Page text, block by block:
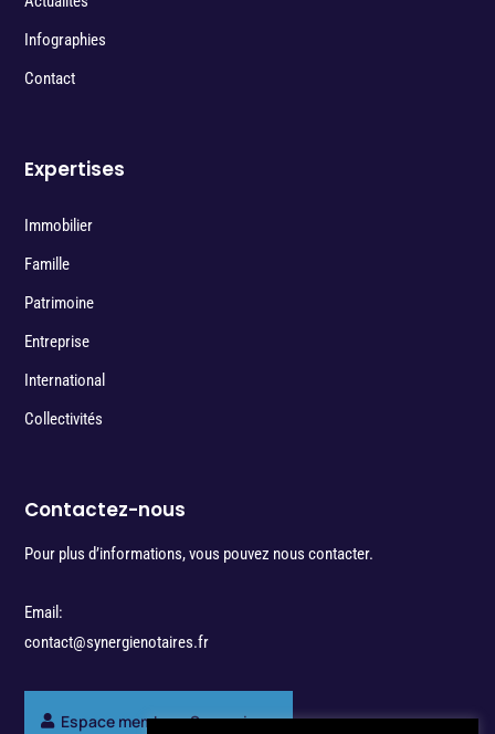
Infographies
Contact
Expertises
Immobilier
Famille
Patrimoine
Entreprise
International
Collectivités
Contactez-nous
Pour plus d’informations, vous pouvez nous contacter.
Email:
contact@synergienotaires.fr
Espace membres Synergie